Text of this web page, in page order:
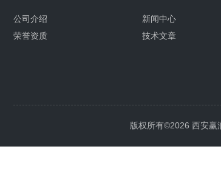
公司介绍
荣誉资质
新闻中心
技术文章
版权所有©2026 西安